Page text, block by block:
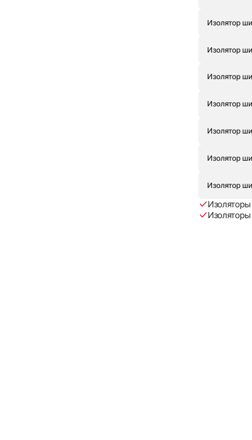
Изолятор
Изолятор
Изолятор
Изолятор
Изолятор
Изолятор
Изолятор
Изоляторы
Изоляторы